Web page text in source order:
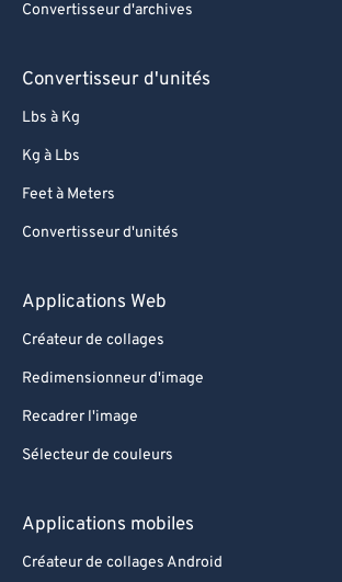
Convertisseur d'archives
Convertisseur d'unités
Lbs à Kg
Kg à Lbs
Feet à Meters
Convertisseur d'unités
Applications Web
Créateur de collages
Redimensionneur d'image
Recadrer l'image
Sélecteur de couleurs
Applications mobiles
Créateur de collages Android